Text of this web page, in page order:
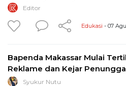
Editor
Edukasi - 07
Bapenda Makassar Mulai
Reklame dan Kejar
Syukur Nutu